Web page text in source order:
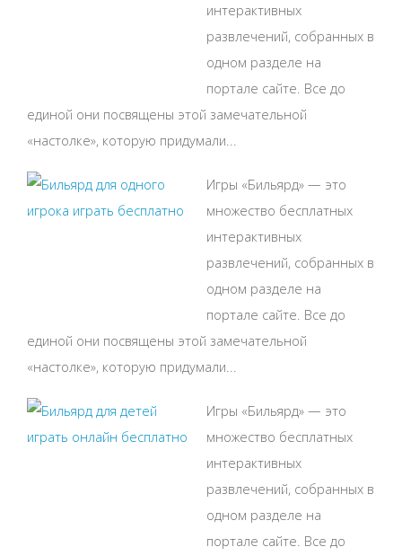
интерактивных
развлечений, собранных в
одном разделе на
портале сайте. Все до
единой они посвящены этой замечательной
«настолке», которую придумали...
Игры «Бильярд» — это
множество бесплатных
интерактивных
развлечений, собранных в
одном разделе на
портале сайте. Все до
единой они посвящены этой замечательной
«настолке», которую придумали...
Игры «Бильярд» — это
множество бесплатных
интерактивных
развлечений, собранных в
одном разделе на
портале сайте. Все до